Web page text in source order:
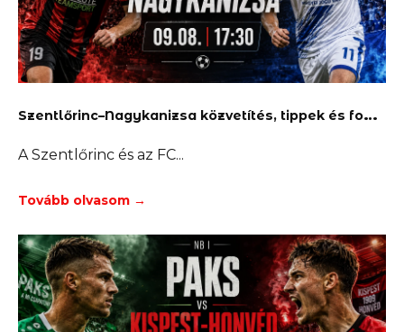
S
zentlőrinc–Nagykanizsa közvetítés, tippek és fogadás
A Szentlőrinc és az FC
Tovább olvasom →